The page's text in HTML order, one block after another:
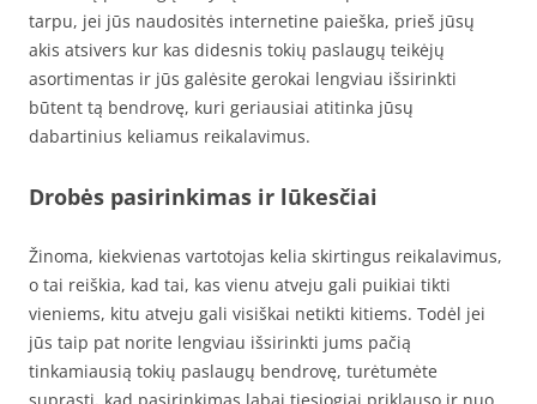
tarpu, jei jūs naudositės internetine paieška, prieš jūsų
akis atsivers kur kas didesnis tokių paslaugų teikėjų
asortimentas ir jūs galėsite gerokai lengviau išsirinkti
būtent tą bendrovę, kuri geriausiai atitinka jūsų
dabartinius keliamus reikalavimus.
Drobės pasirinkimas ir lūkesčiai
Žinoma, kiekvienas vartotojas kelia skirtingus reikalavimus,
o tai reiškia, kad tai, kas vienu atveju gali puikiai tikti
vieniems, kitu atveju gali visiškai netikti kitiems. Todėl jei
jūs taip pat norite lengviau išsirinkti jums pačią
tinkamiausią tokių paslaugų bendrovę, turėtumėte